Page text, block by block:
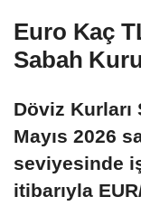
Euro Kaç
Sabah
Döviz
Mayıs 2026
seviyesinde
itibarıyla